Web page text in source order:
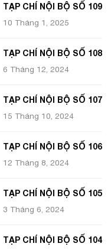
TẠP CHÍ NỘI BỘ SỐ 109
10 Tháng 1, 2025
TẠP CHÍ NỘI BỘ SỐ 108
6 Tháng 12, 2024
TẠP CHÍ NỘI BỘ SỐ 107
15 Tháng 10, 2024
TẠP CHÍ NỘI BỘ SỐ 106
12 Tháng 8, 2024
TẠP CHÍ NỘI BỘ SỐ 105
3 Tháng 6, 2024
TẠP CHÍ NỘI BỘ SỐ 104